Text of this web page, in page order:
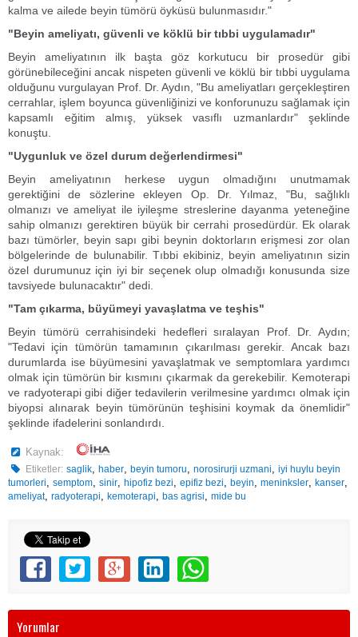
kalma ve ailede beyin tümörü öyküsü bulunmasıdır."
"Beyin ameliyatı, güvenli ve köklü bir tıbbi uygulamadır"
Beyin ameliyatının ilk başta göz korkutucu bir prosedür gibi
görünebileceğini ancak nispeten güvenli ve köklü bir tıbbi uygulama
olduğunu vurgulayan Prof. Dr. Aydın, "Bu ameliyatları gerçekleştiren
cerrahlar, işlem boyunca güvenliğinizi ve konforunuzu sağlamak için
kapsamlı eğitim almış, yüksek vasıflı uzmanlardır" şeklinde
konuştu.
"Uygunluk ve özel durum değerlendirmesi"
Beyin ameliyatının herkese uygun olmadığını unutmamak
gerektiğini de sözlerine ekleyen Op. Dr. Yılmaz, "Bu, sağlıklı
olmanızı ve ameliyat ile iyileşme streslerine dayanma yeteneğine
sahip olmanızı gerektiren büyük bir cerrahi prosedürdür. Ek olarak
bazı tümörler, beyin sapı gibi beynin doktorların erişmesi zor olan
bölgelerinde de bulunabilir. Tıbbi ekibiniz, beyin ameliyatının sizin
özel durumunuz için iyi bir seçenek olup olmadığı konusunda size
tavsiyede bulunacaktır" dedi.
"Tam çıkarma, büyümeyi yavaşlatma ve teşhis"
Beyin tümörü cerrahisindeki hedefleri sıralayan Prof. Dr. Aydın;
"Tedavi için tümörün tamamının çıkarılması gerekir. Ancak bazı
durumlarda ise büyümesini yavaşlatmak ve semptomlara yardımcı
olmak için tümörün bir kısmını çıkarmak da gerekebilir. Kemoterapi
ve radyoterapi gibi diğer tedavilerin verilmesine yardımcı olmak için
biyopsi alınarak beyin tümörünün teşhisini koymak da önemlidir"
şeklinde ifadelerini sonlandırdı.
Kaynak:
Etiketler: saglik,haber,beyin tumoru,norosirurji uzmani,iyi huylu beyin
tumorleri, semptom, sinir, hipofiz bezi, epifiz bezi, beyin, meninksler, kanser,
ameliyat, radyoterapi, kemoterapi, bas agrisi, mide bu
Yorumlar